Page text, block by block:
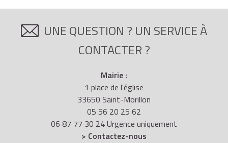
UNE QUESTION ? UN SERVICE À
CONTACTER ?
Mairie :
1 place de l'église
33650 Saint-Morillon
05 56 20 25 62
06 87 77 30 24 Urgence uniquement
> Contactez-nous